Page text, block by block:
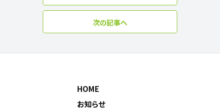
次の記事へ
HOME
お知らせ